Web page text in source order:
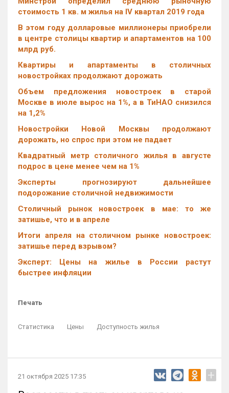
стоимость 1 кв. м жилья на IV квартал 2019 года
В этом году долларовые миллионеры приобрели
в центре столицы квартир и апартаментов на 100
млрд руб.
Квартиры и апартаменты в столичных
новостройках продолжают дорожать
Объем предложения новостроек в старой
Москве в июле вырос на 1%, а в ТиНАО снизился
на 1,2%
Новостройки Новой Москвы продолжают
дорожать, но спрос при этом не падает
Квадратный метр столичного жилья в августе
подрос в цене менее чем на 1%
Эксперты прогнозируют дальнейшее
подорожание столичной недвижимости
Столичный рынок новостроек в мае: то же
затишье, что и в апреле
Итоги апреля на столичном рынке новостроек:
затишье перед взрывом?
Эксперт: Цены на жилье в России растут
быстрее инфляции
Печать
Статистика Цены Доступность жилья
21 октября 2025 17:35 +